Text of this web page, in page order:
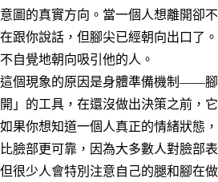
意圖的真實方向。當一個人想離開卻
在跟你說話，但腳尖已經朝向出口了
不自覺地朝向吸引他的人。
這個現象的原因是身體準備機制——
開」的工具，在還沒做出決策之前，
如果你想知道一個人真正的情緒狀態
比臉部更可靠，因為大多數人對臉部
但很少人會特別注意自己的腿和腳在做